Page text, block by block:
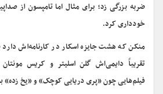
ضربه بزرگی زد؛ برای مثال اما تامپسون از
خودداری کرد.
منکن که هشت جایزه اسکار در کارنامه‌اش دارد
تقریباً دایمی‌اش گلن اسلیتر و کریس
فیلم‌هایی چون «پری دریایی کوچک» و «یخ زده»